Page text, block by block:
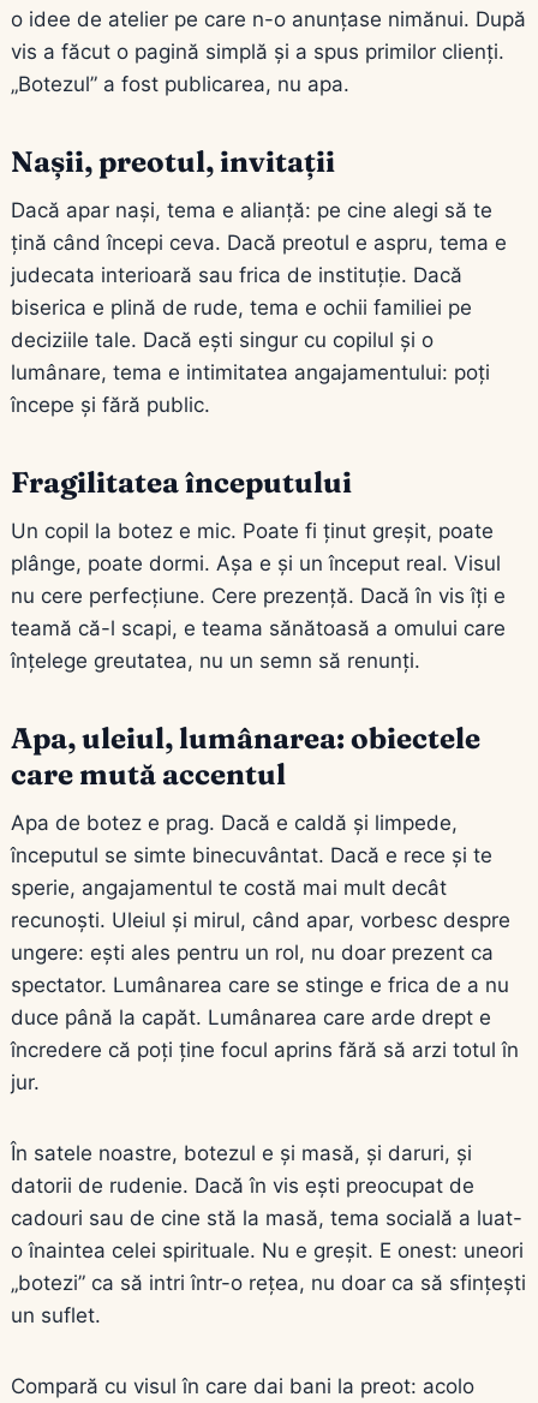
o idee de atelier pe care n-o anunțase nimănui. După
vis a făcut o pagină simplă și a spus primilor clienți.
„Botezul” a fost publicarea, nu apa.
Nașii, preotul, invitații
Dacă apar nași, tema e alianță: pe cine alegi să te
țină când începi ceva. Dacă preotul e aspru, tema e
judecata interioară sau frica de instituție. Dacă
biserica e plină de rude, tema e ochii familiei pe
deciziile tale. Dacă ești singur cu copilul și o
lumânare, tema e intimitatea angajamentului: poți
începe și fără public.
Fragilitatea începutului
Un copil la botez e mic. Poate fi ținut greșit, poate
plânge, poate dormi. Așa e și un început real. Visul
nu cere perfecțiune. Cere prezență. Dacă în vis îți e
teamă că-l scapi, e teama sănătoasă a omului care
înțelege greutatea, nu un semn să renunți.
Apa, uleiul, lumânarea: obiectele
care mută accentul
Apa de botez e prag. Dacă e caldă și limpede,
începutul se simte binecuvântat. Dacă e rece și te
sperie, angajamentul te costă mai mult decât
recunoști. Uleiul și mirul, când apar, vorbesc despre
ungere: ești ales pentru un rol, nu doar prezent ca
spectator. Lumânarea care se stinge e frica de a nu
duce până la capăt. Lumânarea care arde drept e
încredere că poți ține focul aprins fără să arzi totul în
jur.
În satele noastre, botezul e și masă, și daruri, și
datorii de rudenie. Dacă în vis ești preocupat de
cadouri sau de cine stă la masă, tema socială a luat-
o înaintea celei spirituale. Nu e greșit. E onest: uneori
„botezi” ca să intri într-o rețea, nu doar ca să sfințești
un suflet.
Compară cu visul în care dai bani la preot: acolo